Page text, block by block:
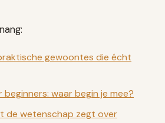
gewoontes die écht
waar begin je mee?
de wetenschap zegt over